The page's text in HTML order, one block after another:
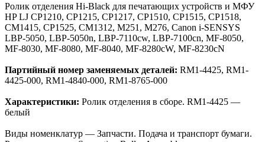
Ролик отделения Hi-Black для печатающих устройств и МФУ
HP LJ CP1210, CP1215, CP1217, CP1510, CP1515, CP1518,
CM1415, CP1525, CM1312, M251, M276, Canon i-SENSYS
LBP-5050, LBP-5050n, LBP-7110cw, LBP-7100cn, MF-8050,
MF-8030, MF-8080, MF-8040, MF-8280cW, MF-8230cN
Партийный номер заменяемых деталей: RM1-4425, RM1-
4425-000, RM1-4840-000, RM1-8765-000
Характеристики: Ролик отделения в сборе. RM1-4425 —
белый
Виды номенклатур — Запчасти. Подача и транспорт бумаги.